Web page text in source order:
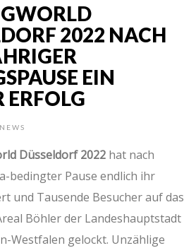
2022 NACH
EIN
ERFOLG
NEWS
Düsseldorf 2022 hat nach
bedingter Pause endlich ihr
und Tausende Besucher auf das
Böhler der Landeshauptstadt
Westfalen gelockt. Unzählige